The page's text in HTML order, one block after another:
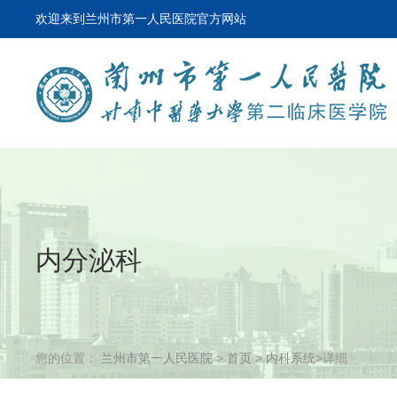
欢迎来到兰州市第一人民医院官方网站
内分泌科
您的位置： 兰州市第一人民医院> 首页>内科系统>详细